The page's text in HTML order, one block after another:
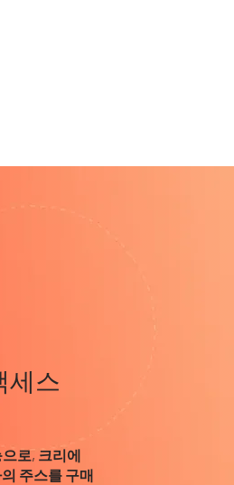
세스
로, 크리에
주스를 구매